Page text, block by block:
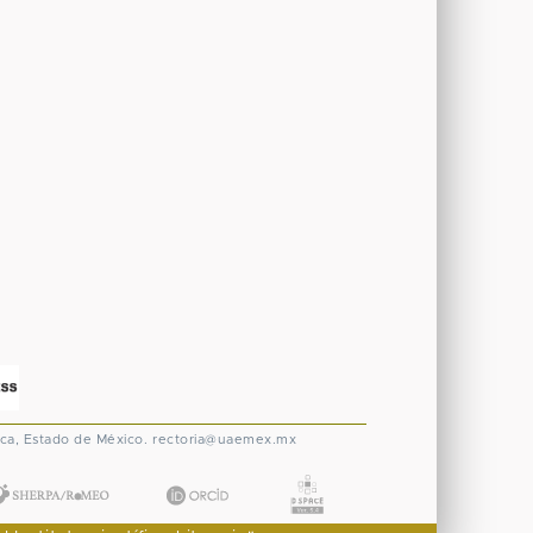
Estado de México. rectoria@uaemex.mx